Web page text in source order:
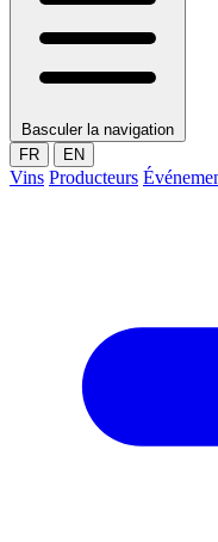
Basculer la navigation
FR
EN
Vins Producteurs